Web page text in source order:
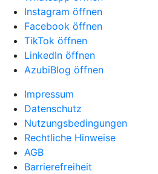
Instagram öffnen
Facebook öffnen
TikTok öffnen
LinkedIn öffnen
AzubiBlog öffnen
Impressum
Datenschutz
Nutzungsbedingungen
Rechtliche Hinweise
AGB
Barrierefreiheit